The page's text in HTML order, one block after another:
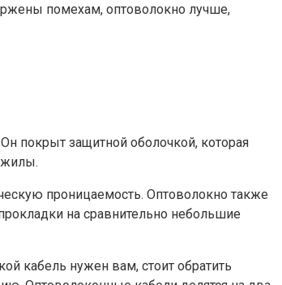
помехам, оптоволокно лучше,
покрыт защитной оболочкой, которая
жилы.
проницаемость. Оптоволокно также
на сравнительно небольшие
кабель нужен вам, стоит обратить